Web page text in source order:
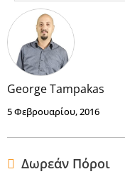
George Tampakas
5 Φεβρουαρίου, 2016
Δωρεάν Πόροι